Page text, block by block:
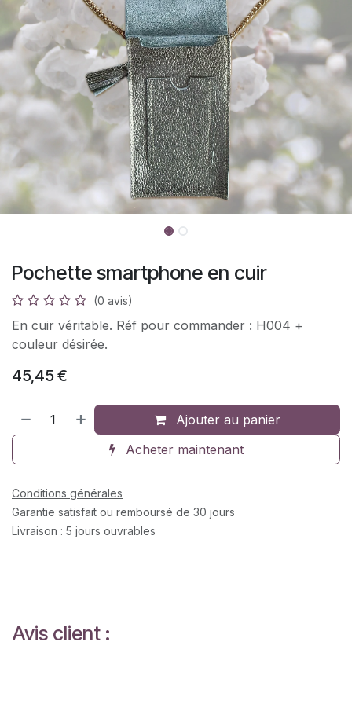
Pochette smartphone en cuir
(0 avis)
En cuir véritable. Réf pour commander : H004 +
couleur désirée.
45,45 €
Ajouter au panier
Acheter maintenant
Conditions générales
Garantie satisfait ou remboursé de 30 jours
Livraison : 5 jours ouvrables
Avis client :